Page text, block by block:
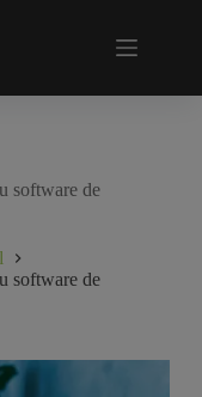
software de
software de